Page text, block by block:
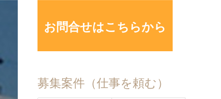
お問合せはこちらから
募集案件（仕事を頼む）